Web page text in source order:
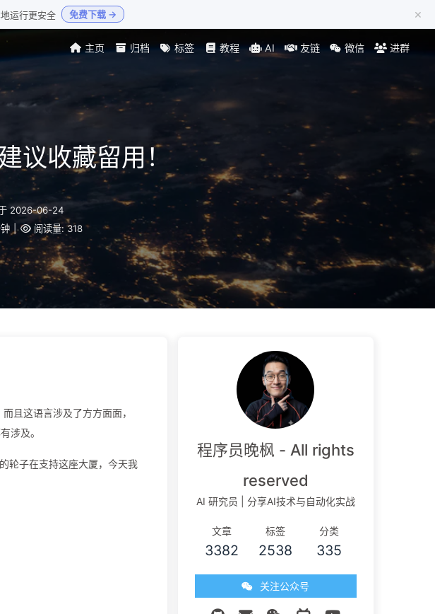
运行更安全 免费下载 → ×
主页 归档 标签 教程 AI 友链 微信 进群
议收藏留用！
2026-06-24
阅读量: 318
且这语言涉及了方方面面，
涉及。
轮子在支持这座大厦，今天我
程序员晚枫 - All rights
reserved
AI 研究员 | 分享AI技术与自动化实战
文章
3382
标签
2538
分类
335
关注公众号